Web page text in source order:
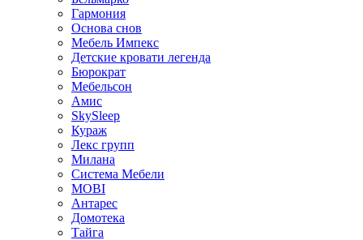
Гармония
Основа снов
Мебель Импекс
Детские кровати легенда
Бюрократ
Мебельсон
Амис
SkySleep
Кураж
Лекс групп
Милана
Система Мебели
MOBI
Антарес
Домотека
Тайга